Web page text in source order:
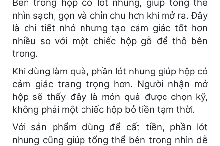
Bên trong hộp có lót nhung, giúp tổng thể
nhìn sạch, gọn và chỉn chu hơn khi mở ra. Đây
là chi tiết nhỏ nhưng tạo cảm giác tốt hơn
nhiều so với một chiếc hộp gỗ để thô bên
trong.
Khi dùng làm quà, phần lót nhung giúp hộp có
cảm giác trang trọng hơn. Người nhận mở
hộp sẽ thấy đây là món quà được chọn kỹ,
không phải một chiếc hộp bỏ tiền tạm thời.
Với sản phẩm dùng để cất tiền, phần lót
nhung cũng giúp tổng thể bên trong nhìn dễ